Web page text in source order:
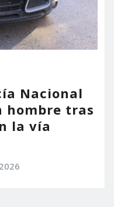
Nacional
hombre tras
la vía